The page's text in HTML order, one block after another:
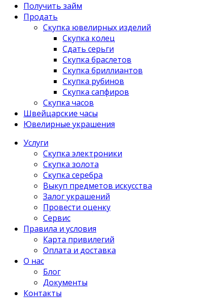
Получить займ
Продать
Скупка ювелирных изделий
Скупка колец
Сдать серьги
Скупка браслетов
Скупка бриллиантов
Скупка рубинов
Скупка сапфиров
Скупка часов
Швейцарские часы
Ювелирные украшения
Услуги
Скупка электроники
Скупка золота
Скупка серебра
Выкуп предметов искусства
Залог украшений
Провести оценку
Сервис
Правила и условия
Карта привилегий
Оплата и доставка
О нас
Блог
Документы
Контакты